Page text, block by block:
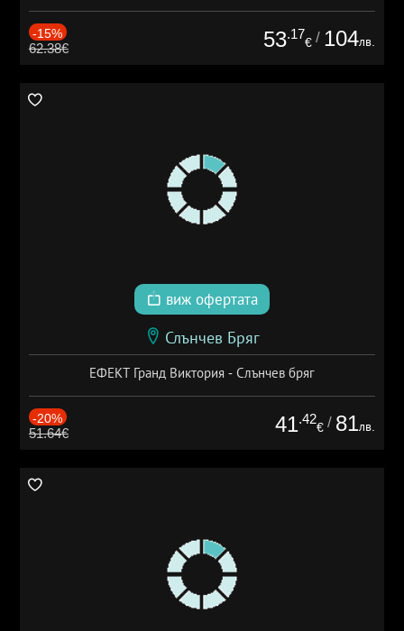
-15%
62.38€ 53.17
€ / 104лв.
виж офертата
Слънчев Бряг
ЕФЕКТ Гранд Виктория - Слънчев бряг
-20%
51.64€ 41.42
€ / 81лв.